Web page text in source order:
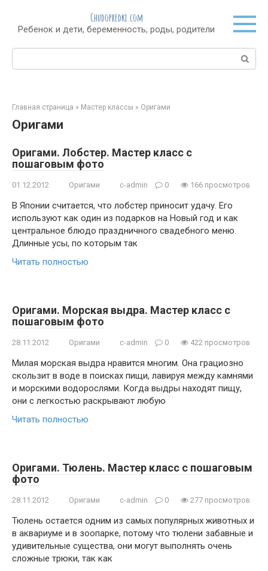
контенту
Chudopredki.com
Ребенок и дети, беременность, роды, родители
Поиск:
Главная страница » Мастер классы » Оригами
Оригами
Оригами. Лобстер. Мастер класс с
пошаговым фото
01.12.2012 Оригами c-admin 0 166 просмотров
В Японии считается, что лобстер приносит удачу. Его
используют как один из подарков на Новый год и как
центральное блюдо праздничного свадебного меню.
Длинные усы, по которым так
Читать полностью
Оригами. Морская выдра. Мастер класс с
пошаговым фото
28.11.2012 Оригами c-admin 0 422 просмотров
Милая морская выдра нравится многим. Она грациозно
скользит в воде в поисках пищи, лавируя между камнями
и морскими водорослями. Когда выдры находят пищу,
они с легкостью раскрывают любую
Читать полностью
Оригами. Тюлень. Мастер класс с пошаговым
фото
28.11.2012 Оригами c-admin 0 277 просмотров
Тюлень остается одним из самых популярных животных и
в аквариуме и в зоопарке, потому что тюлени забавные и
удивительные существа, они могут выполнять очень
сложные трюки, так как